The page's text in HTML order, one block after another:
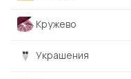
Кружево
Украшения